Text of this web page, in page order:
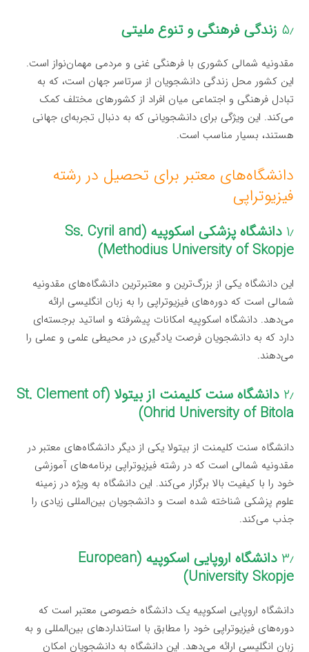
۵٫ زندگی فرهنگی و تنوع ملیتی
مقدونیه شمالی کشوری با فرهنگی غنی و مردمی مهمان‌نواز است.
این کشور محل زندگی دانشجویان از سرتاسر جهان است، که به
تبادل فرهنگی و اجتماعی میان افراد از کشورهای مختلف کمک
می‌کند. این ویژگی برای دانشجویانی که به دنبال تجربه‌ای جهانی
هستند، بسیار مناسب است.
دانشگاه‌های معتبر برای تحصیل در رشته
فیزیوتراپی
۱٫
دانشگاه پزشکی اسکوپیه (Ss. Cyril and
Methodius University of Skopje)
این دانشگاه یکی از بزرگ‌ترین و معتبرترین دانشگاه‌های مقدونیه
شمالی است که دوره‌های فیزیوتراپی را به زبان انگلیسی ارائه
می‌دهد. دانشگاه اسکوپیه امکانات پیشرفته و اساتید برجسته‌ای
دارد که به دانشجویان فرصت یادگیری در محیطی علمی و عملی را
می‌دهند.
۲٫
دانشگاه سنت کلیمنت از بیتولا (St. Clement of
Ohrid University of Bitola)
دانشگاه سنت کلیمنت از بیتولا یکی از دیگر دانشگاه‌های معتبر در
مقدونیه شمالی است که در رشته فیزیوتراپی برنامه‌های آموزشی
خود را با کیفیت بالا برگزار می‌کند. این دانشگاه به ویژه در زمینه
علوم پزشکی شناخته شده است و دانشجویان بین‌المللی زیادی را
جذب می‌کند.
۳٫
دانشگاه اروپایی اسکوپیه (European
University Skopje)
دانشگاه اروپایی اسکوپیه یک دانشگاه خصوصی معتبر است که
دوره‌های فیزیوتراپی خود را مطابق با استانداردهای بین‌المللی و به
زبان انگلیسی ارائه می‌دهد. این دانشگاه به دانشجویان امکان